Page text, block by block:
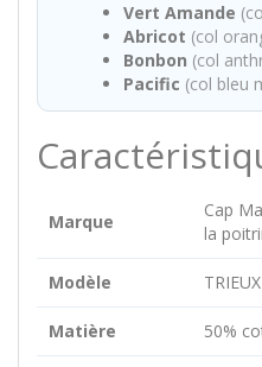
Vert Amande
Abricot (col
Bonbon (col
Pacific (col bleu
Marque
Cap
la
Modèle
Matière 50%